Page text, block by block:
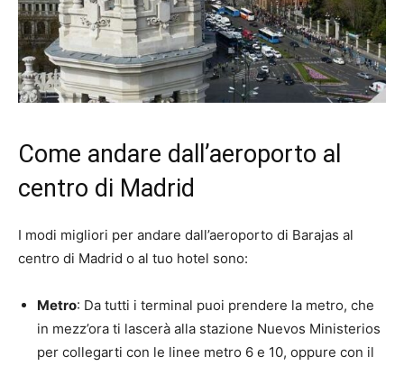
Come andare dall’aeroporto al
centro di Madrid
I modi migliori per andare dall’aeroporto di Barajas al
centro di Madrid o al tuo hotel sono:
Metro: Da tutti i terminal puoi prendere la metro, che
in mezz’ora ti lascerà alla stazione Nuevos Ministerios
per collegarti con le linee metro 6 e 10, oppure con il